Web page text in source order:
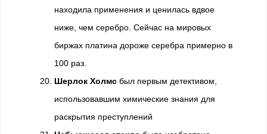
находила применения и ценилась вдвое
ниже, чем серебро. Сейчас на мировых
биржах платина дороже серебра примерно в
100 раз.
Шерлок Холмс был первым детективом,
использовавшим химические знания для
раскрытия преступлений